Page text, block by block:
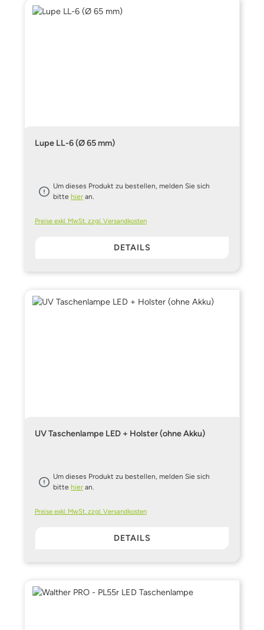
Lupe LL-6 (Ø 65 mm)
Um dieses Produkt zu bestellen, melden Sie sich
bitte hier an.
Preise exkl. MwSt. zzgl. Versandkosten
DETAILS
UV Taschenlampe LED + Holster (ohne Akku)
Um dieses Produkt zu bestellen, melden Sie sich
bitte hier an.
Preise exkl. MwSt. zzgl. Versandkosten
DETAILS